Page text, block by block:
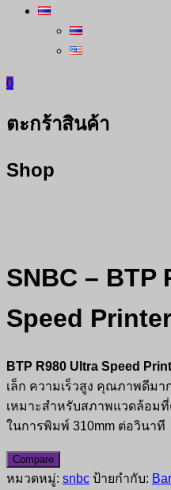
0
ตะกร้าสินค้า
Shop
SNBC – BTP
Speed Printer
BTP R980 Ultra Speed
เล็ก ความเร็วสูง คุณภาพดีม
เหมาะสำหรับสภาพแวดล้อม
ในการพิมพ์ 310mm ต่อวินาที
Compare
หมวดหมู่: snbc ป้ายกำกับ: